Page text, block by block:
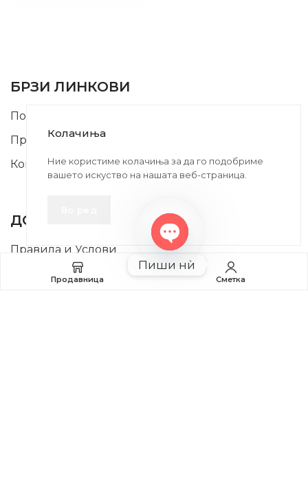
БРЗИ ЛИНКОВИ
Почетна
Производи
Контакт
ДОБРО Е ДА ЗНАЕТЕ
Правила и Услови
Плаќање и Поврат на Средства
Продавница Сметка
Колачиња
Ние користиме колачиња за да го подобриме
вашето искуство на нашата веб-страница.
Пиши нѝ
Open
chaty